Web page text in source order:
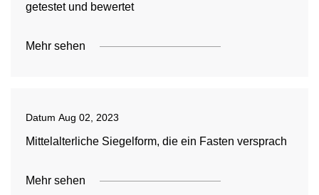
getestet und bewertet
Mehr sehen
Datum Aug 02, 2023
Mittelalterliche Siegelform, die ein Fasten versprach
Mehr sehen